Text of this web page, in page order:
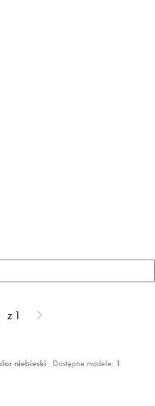
z 1
niebieski . Dostępne modele: 1